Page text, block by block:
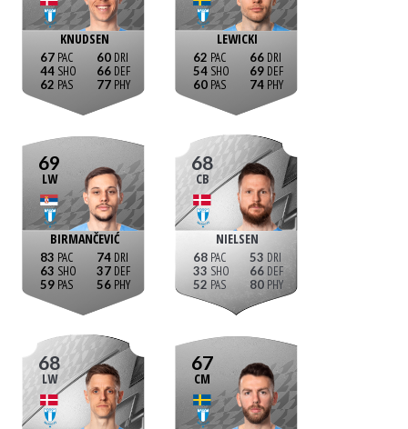
KNUDSEN
67
44
62
60
66
77
LEWICKI
62
54
60
66
69
74
69
LW
BIRMANČEVIĆ
83
63
59
74
37
56
68
CB
NIELSEN
68
33
52
53
66
80
68
LW
67
CM